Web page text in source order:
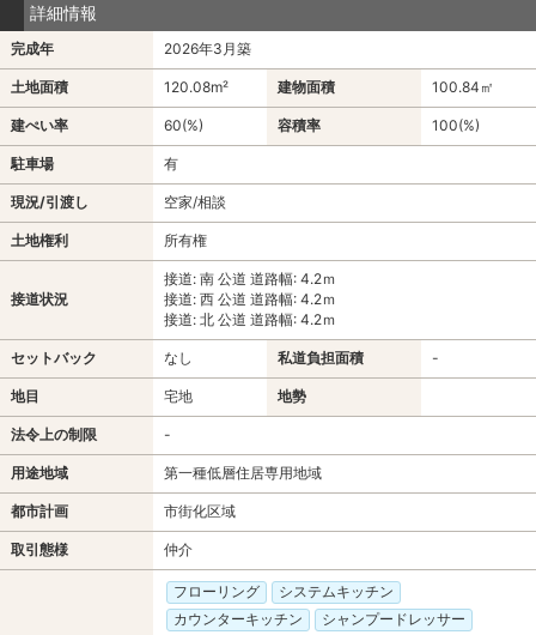
詳細情報
完成年 2026年3月築
土地面積 120.08m² 建物面積 100.84㎡
建ぺい率 60(%) 容積率 100(%)
駐車場 有
現況/引渡し 空家/相談
土地権利 所有権
接道状況
接道: 南 公道 道路幅: 4.2ｍ
接道: 西 公道 道路幅: 4.2ｍ
接道: 北 公道 道路幅: 4.2ｍ
セットバック なし 私道負担面積 -
地目 宅地 地勢
法令上の制限 -
用途地域 第一種低層住居専用地域
都市計画 市街化区域
取引態様 仲介
フローリング
システムキッチン
カウンターキッチン
シャンプードレッサー